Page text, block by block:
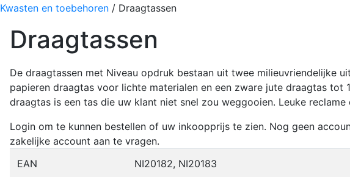
Kwasten en toebehoren / Draagtassen
Draagtassen
De draagtassen met Niveau opdruk bestaan uit twee milieuvriendelijke
papieren draagtas voor lichte materialen en een zware jute draagtas tot
draagtas is een tas die uw klant niet snel zou weggooien. Leuke reclame
Login om te kunnen bestellen of uw inkoopprijs te zien. Nog geen
zakelijke account aan te vragen.
EAN
NI20182, NI20183